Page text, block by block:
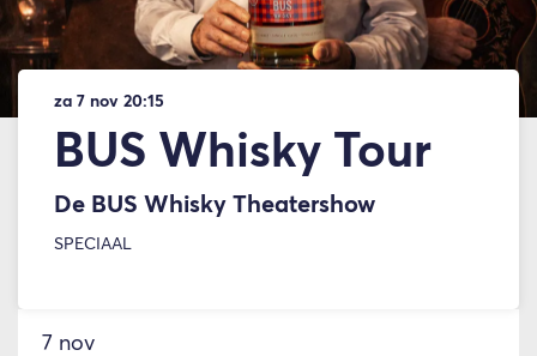
BUS Whisky Tour
De BUS Whisky Theatershow
za 7 nov 20:15
SPECIAAL
7 nov